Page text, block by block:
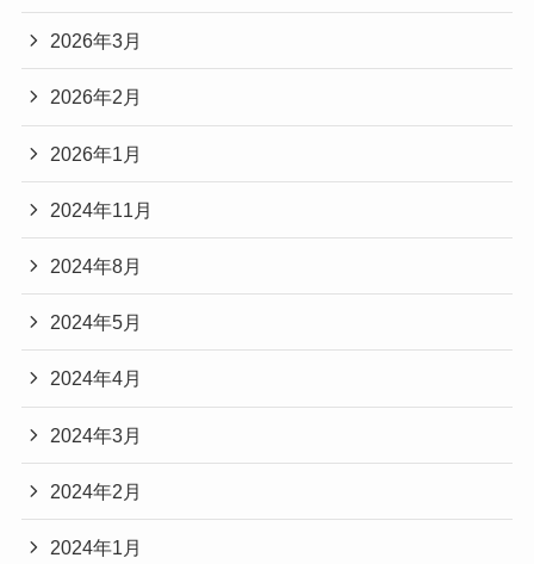
2026年3月
2026年2月
2026年1月
2024年11月
2024年8月
2024年5月
2024年4月
2024年3月
2024年2月
2024年1月